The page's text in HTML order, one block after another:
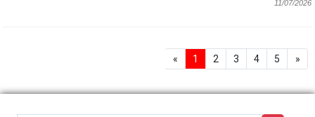
11/07/2026
« 1 2 3 4 5 »